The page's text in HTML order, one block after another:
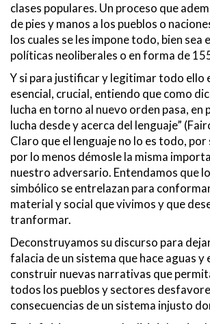
clases populares. Un proceso que
de pies y manos a los pueblos o
los cuales se les impone todo, bien sea
políticas neoliberales o en forma de
Y si para justificar y legitimar todo ello
esencial, crucial, entiendo que como
lucha en torno al nuevo orden pasa, en
lucha desde y acerca del lenguaje”
Claro que el lenguaje no lo es todo,
por lo menos démosle la misma
nuestro adversario. Entendamos que
simbólico se entrelazan para
material y social que vivimos y que
tranformar.
Deconstruyamos su discurso para
falacia de un sistema que hace aguas y
construir nuevas narrativas que
todos los pueblos y sectores
consecuencias de un sistema injusto